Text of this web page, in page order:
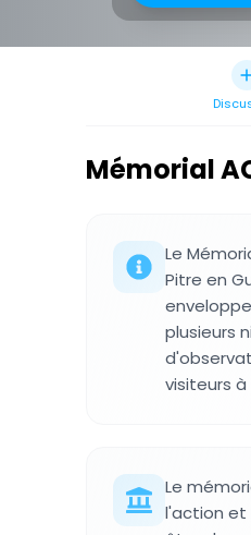
Mémorial
Le
Pitre en
plusieurs
visiteurs
Le
l'action et